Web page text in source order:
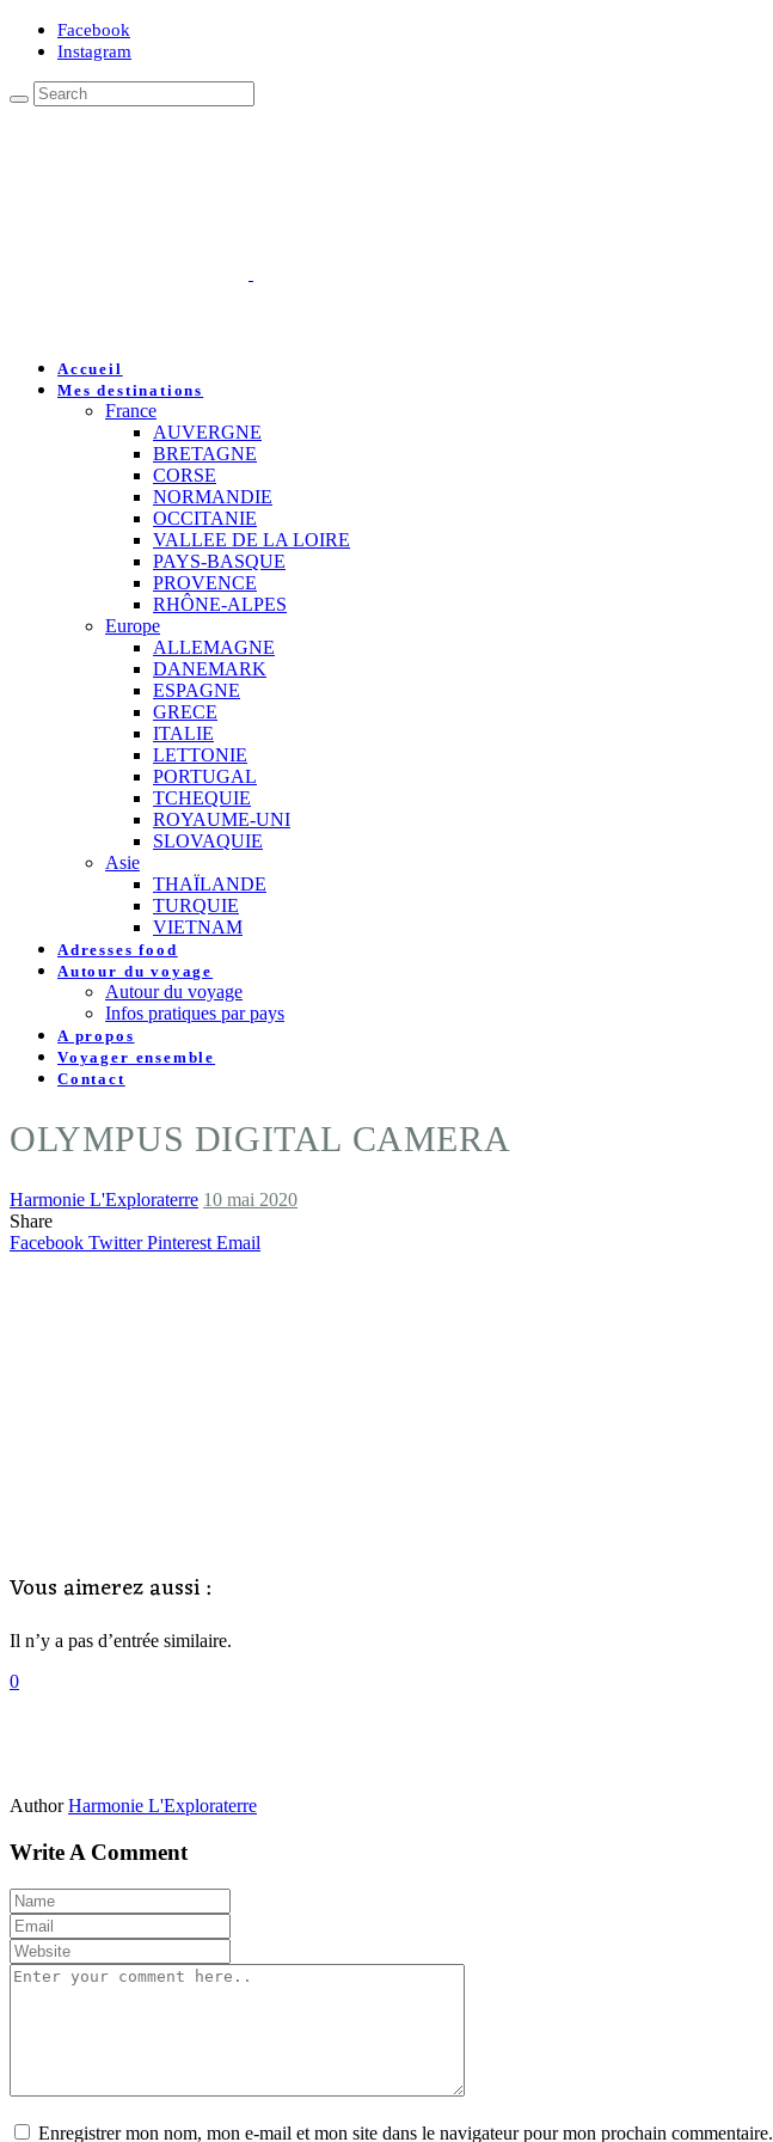
Facebook
Instagram
Accueil
Mes destinations
France
AUVERGNE
BRETAGNE
CORSE
NORMANDIE
OCCITANIE
VALLEE DE LA LOIRE
PAYS-BASQUE
PROVENCE
RHÔNE-ALPES
Europe
ALLEMAGNE
DANEMARK
ESPAGNE
GRECE
ITALIE
LETTONIE
PORTUGAL
TCHEQUIE
ROYAUME-UNI
SLOVAQUIE
Asie
THAÏLANDE
TURQUIE
VIETNAM
Adresses food
Autour du voyage
Autour du voyage
Infos pratiques par pays
A propos
Voyager ensemble
Contact
OLYMPUS DIGITAL CAMERA
Harmonie L'Exploraterre 10 mai 2020
Share
Facebook Twitter Pinterest Email
Vous aimerez aussi :
Il n’y a pas d’entrée similaire.
0
Author Harmonie L'Exploraterre
Write A Comment
Enregistrer mon nom, mon e-mail et mon site dans le navigateur pour mon prochain commentaire.